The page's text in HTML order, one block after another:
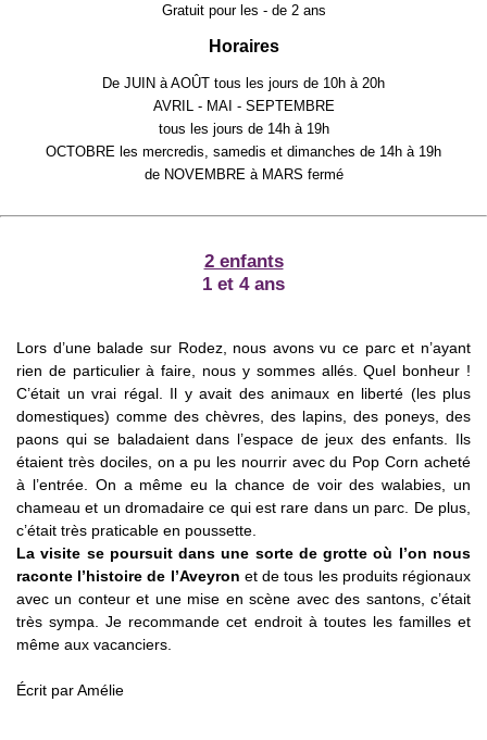
Gratuit pour les - de 2 ans
Horaires
De JUIN à AOÛT tous les jours de 10h à 20h
AVRIL - MAI - SEPTEMBRE
tous les jours de 14h à 19h
OCTOBRE les mercredis, samedis et dimanches de 14h à 19h
de NOVEMBRE à MARS fermé
2 enfants
1 et 4 ans
Lors d’une balade sur Rodez, nous avons vu ce parc et n’ayant
rien de particulier à faire, nous y sommes allés. Quel bonheur !
C’était un vrai régal. Il y avait des animaux en liberté (les plus
domestiques) comme des chèvres, des lapins, des poneys, des
paons qui se baladaient dans l’espace de jeux des enfants. Ils
étaient très dociles, on a pu les nourrir avec du Pop Corn acheté
à l’entrée. On a même eu la chance de voir des walabies, un
chameau et un dromadaire ce qui est rare dans un parc. De plus,
c’était très praticable en poussette.
La visite se poursuit dans une sorte de grotte où l’on nous
raconte l’histoire de l’Aveyron et de tous les produits régionaux
avec un conteur et une mise en scène avec des santons, c’était
très sympa. Je recommande cet endroit à toutes les familles et
même aux vacanciers.
Écrit parAmélie